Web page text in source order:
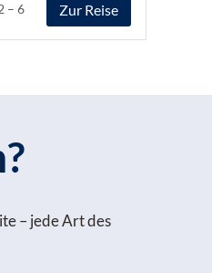
– 6 Zur Reise
– jede Art des